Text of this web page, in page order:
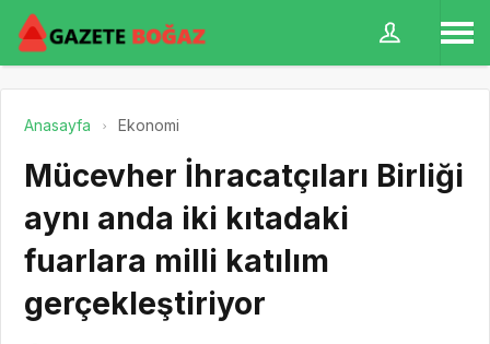
Anasayfa Ekonomi
Mücevher İhracatçıları Birliği
aynı anda iki kıtadaki
fuarlara milli katılım
gerçekleştiriyor